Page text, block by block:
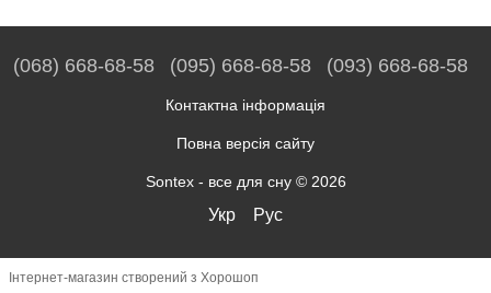
(068) 668-68-58 (095) 668-68-58 (093) 668-68-58
Контактна інформація
Повна версія сайту
Sontex - все для сну © 2026
Укр Рус
Інтернет-магазин створений з Хорошоп